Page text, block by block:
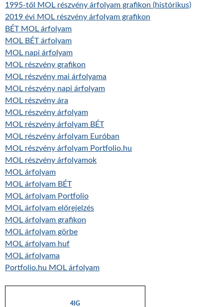
1995-től MOL részvény árfolyam grafikon (histórikus)
2019 évi MOL részvény árfolyam grafikon
BÉT MOL árfolyam
MOL BÉT árfolyam
MOL napi árfolyam
MOL részvény grafikon
MOL részvény mai árfolyama
MOL részvény napi árfolyam
MOL részvény ára
MOL részvény árfolyam
MOL részvény árfolyam BÉT
MOL részvény árfolyam Euróban
MOL részvény árfolyam Portfolio.hu
MOL részvény árfolyamok
MOL árfolyam
MOL árfolyam BÉT
MOL árfolyam Portfolio
MOL árfolyam előrejelzés
MOL árfolyam grafikon
MOL árfolyam görbe
MOL árfolyam huf
MOL árfolyama
Portfolio.hu MOL árfolyam
4IG